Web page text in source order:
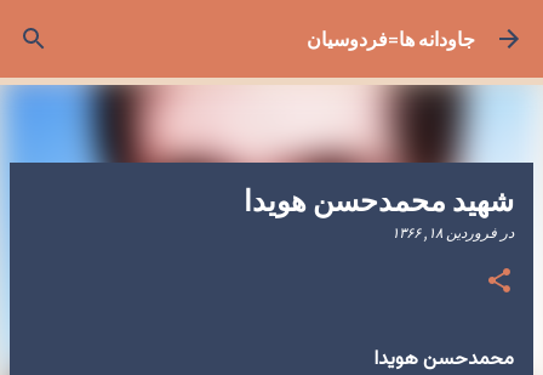
رد شدن به محتوای اصلیجاودانه ها=فردوسیان
شهید محمدحسن هویدا
در فروردین ۱۸, ۱۳۶۶
محمدحسن هویدا